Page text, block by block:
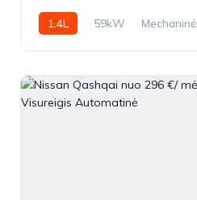
1.4L 59kW Mechaninė